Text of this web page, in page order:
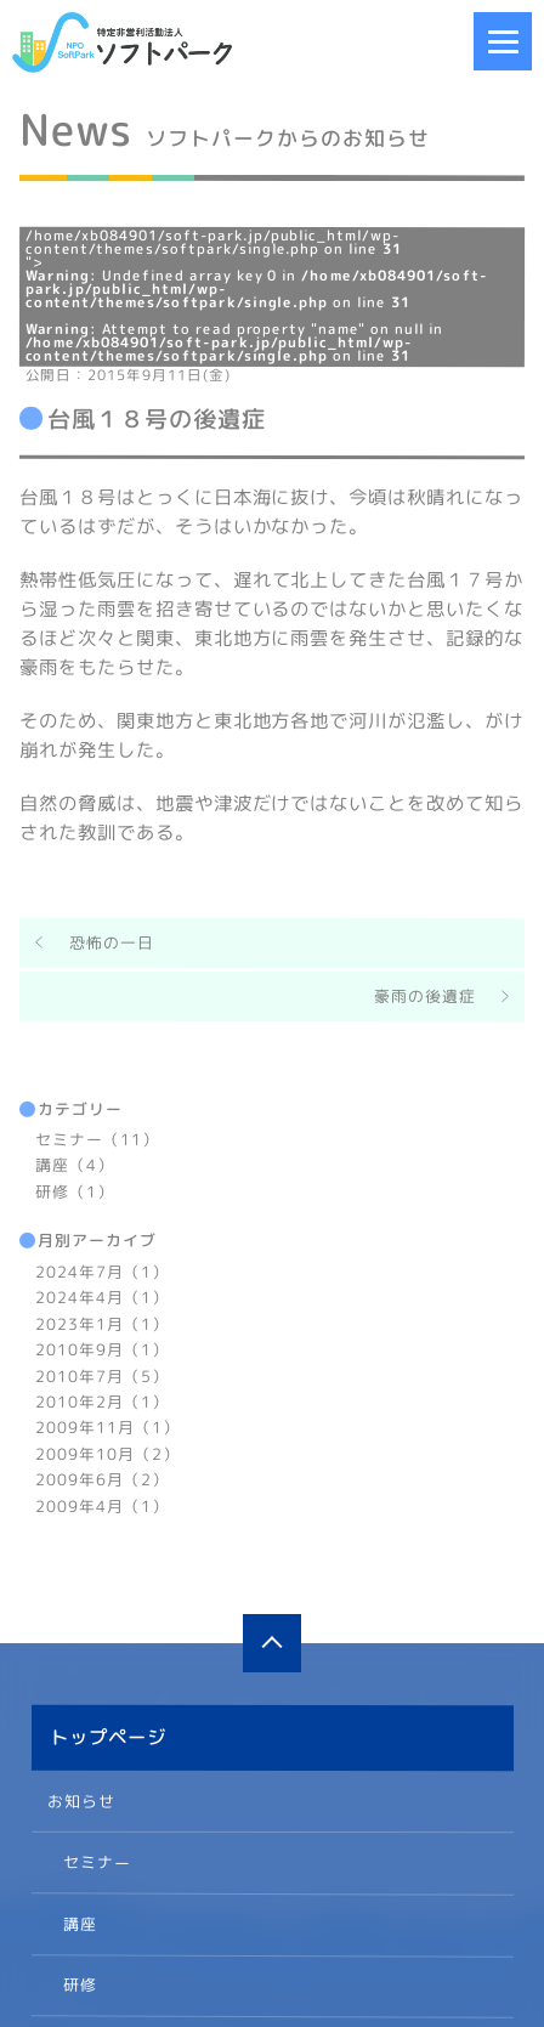
News ソフトパークからのお知らせ
/home/xb084901/soft-park.jp/public_html/wp-
content/themes/softpark/single.php on line 31
">
Warning: Undefined array key 0 in/home/xb084901/soft-
park.jp/public_html/wp-
content/themes/softpark/single.php on line 31
Warning: Attempt to read property "name" on null in
/home/xb084901/soft-park.jp/public_html/wp-
content/themes/softpark/single.php on line 31
公開日：2015年9月11日(金)
台風１８号の後遺症
台風１８号はとっくに日本海に抜け、今頃は秋晴れになっ
ているはずだが、そうはいかなかった。
熱帯性低気圧になって、遅れて北上してきた台風１７号か
ら湿った雨雲を招き寄せているのではないかと思いたくな
るほど次々と関東、東北地方に雨雲を発生させ、記録的な
豪雨をもたらせた。
そのため、関東地方と東北地方各地で河川が氾濫し、がけ
崩れが発生した。
自然の脅威は、地震や津波だけではないことを改めて知ら
された教訓である。
恐怖の一日
豪雨の後遺症
カテゴリー
セミナー（11）
講座（4）
研修（1）
月別アーカイブ
2024年7月（1）
2024年4月（1）
2023年1月（1）
2010年9月（1）
2010年7月（5）
2010年2月（1）
2009年11月（1）
2009年10月（2）
2009年6月（2）
2009年4月（1）
トップページ
お知らせ
セミナー
講座
研修